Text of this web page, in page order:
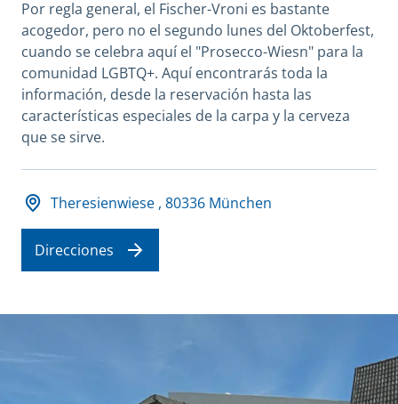
Por regla general, el Fischer-Vroni es bastante
acogedor, pero no el segundo lunes del Oktoberfest,
cuando se celebra aquí el "Prosecco-Wiesn" para la
comunidad LGBTQ+. Aquí encontrarás toda la
información, desde la reservación hasta las
características especiales de la carpa y la cerveza
que se sirve.
Adresse und Öffnungszeiten
Theresienwiese , 80336 München
Direcciones